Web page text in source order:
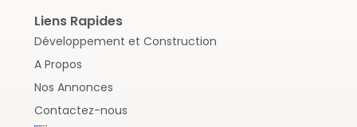
Liens Rapides
Développement et Construction
A Propos
Nos Annonces
Contactez-nous